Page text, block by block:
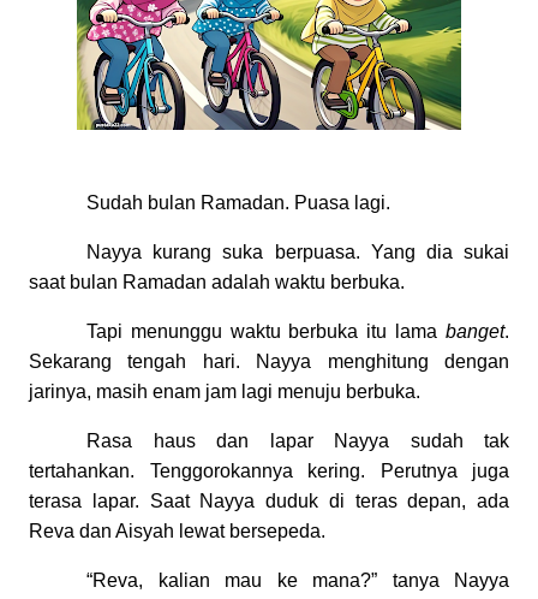
Sudah bulan Ramadan. Puasa lagi.
Nayya kurang suka berpuasa. Yang dia sukai
saat bulan Ramadan adalah waktu berbuka.
Tapi menunggu waktu berbuka itu lama banget.
Sekarang tengah hari. Nayya menghitung dengan
jarinya, masih enam jam lagi menuju berbuka.
Rasa haus dan lapar Nayya sudah tak
tertahankan. Tenggorokannya kering. Perutnya juga
terasa lapar. Saat Nayya duduk di teras depan, ada
Reva dan Aisyah lewat bersepeda.
“Reva, kalian mau ke mana?” tanya Nayya